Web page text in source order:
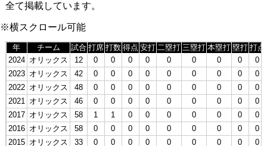
全て掲載しています。
※横スクロール可能
年 チーム 試合 打席 打数 得点 安打 二塁打 三塁打 本塁打 塁打 打点
2024 オリックス 12 0 0 0 0 0 0 0 0
0
2023 オリックス 42 0 0 0 0 0 0 0 0
0
2022 オリックス 48 0 0 0 0 0 0 0 0
0
2021 オリックス 46 0 0 0 0 0 0 0 0
0
2017 オリックス 58 1 1 0 0 0 0 0 0
0
2016 オリックス 58 0 0 0 0 0 0 0 0
0
2015 オリックス 33 0 0 0 0 0 0 0 0
0